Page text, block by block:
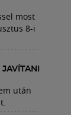
most
8-i
után